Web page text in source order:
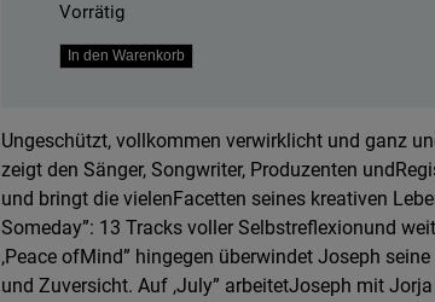
Vorrätig
Forever
-
Natural
Colored
Vinyl
Edition
Menge
In den Warenkorb
Ungeschützt, vollkommen verwirklicht und ganz
zeigt den Sänger, Songwriter, Produzenten
und bringt die vielenFacetten seines kreativen
Someday”: 13 Tracks voller Selbstreflexionund
,Peace ofMind” hingegen überwindet Joseph
und Zuversicht. Auf ,July” arbeitetJoseph mit